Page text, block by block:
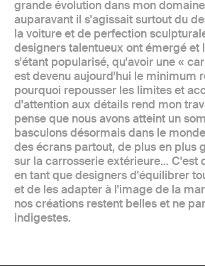
grande évolution dans mon
auparavant il s'agissait surtout du
la voiture et de perfection
designers talentueux ont émergé et
s'étant popularisé, qu'avoir une «
est devenu aujourd'hui le minimum
pourquoi repousser les limites et
d'attention aux détails rend mon
pense que nous avons atteint un
basculons désormais dans le
des écrans partout, de plus en plus
sur la carrosserie extérieure… C'est
en tant que designers d'équilibrer
et de les adapter à l'image de la
nos créations restent belles et ne
indigestes.